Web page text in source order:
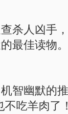
杀人凶手
最佳读物。
智幽默的
不吃羊肉了